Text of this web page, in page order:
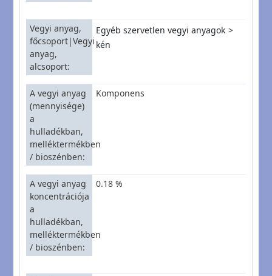
Vegyi anyag,
főcsoport|Vegyi
anyag,
alcsoport
Egyéb szervetlen vegyi anyagok
kén
A vegyi anyag
(mennyisége)
a
hulladékban,
melléktermékben
/ bioszénben
Komponens
A vegyi anyag
koncentrációja
a
hulladékban,
melléktermékben
/ bioszénben
0.18 %